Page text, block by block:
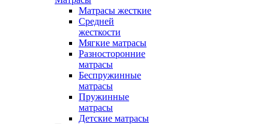
Матрасы жесткие
Средней
жесткости
Мягкие матрасы
Разносторонние
матрасы
Беспружинные
матрасы
Пружинные
матрасы
Детские матрасы